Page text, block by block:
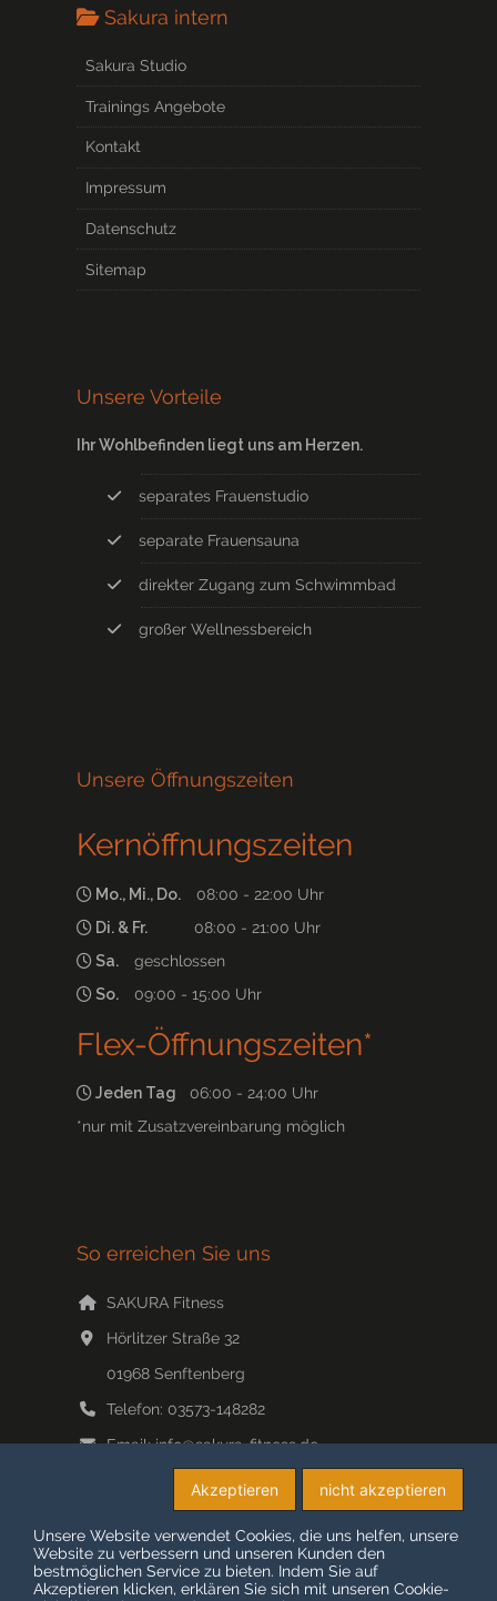
Sakura intern
Sakura Studio
Trainings Angebote
Kontakt
Impressum
Datenschutz
Sitemap
Unsere Vorteile
Ihr Wohlbefinden liegt uns am Herzen.
separates Frauenstudio
separate Frauensauna
direkter Zugang zum Schwimmbad
großer Wellnessbereich
Unsere Öffnungszeiten
Kernöffnungszeiten
Mo., Mi., Do.
08:00 - 22:00 Uhr
Di. & Fr.
08:00 - 21:00 Uhr
Sa.
geschlossen
So.
09:00 - 15:00 Uhr
Flex-Öffnungszeiten*
Jeden Tag 06:00 - 24:00 Uhr
*nur mit Zusatzvereinbarung möglich
So erreichen Sie uns
SAKURA Fitness
Hörlitzer Straße 32
01968 Senftenberg
Telefon: 03573-148282
Email:info@sakura-fitness.de
www.sakura-fitness.de/
© COPYRIGHT 2026 SAKURA-FITNESS
nicht akzeptieren
Akzeptieren
Unsere Website verwendet Cookies, die uns helfen, unsere
Website zu verbessern und unseren Kunden den
bestmöglichen Service zu bieten. Indem Sie auf
Akzeptieren klicken, erklären Sie sich mit unseren Cookie-